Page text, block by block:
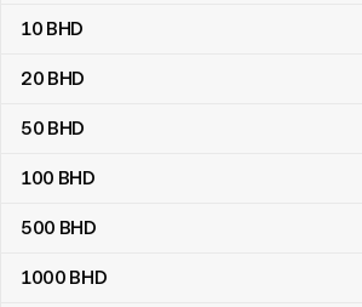
10 BHD
20 BHD
50 BHD
100 BHD
500 BHD
1000 BHD